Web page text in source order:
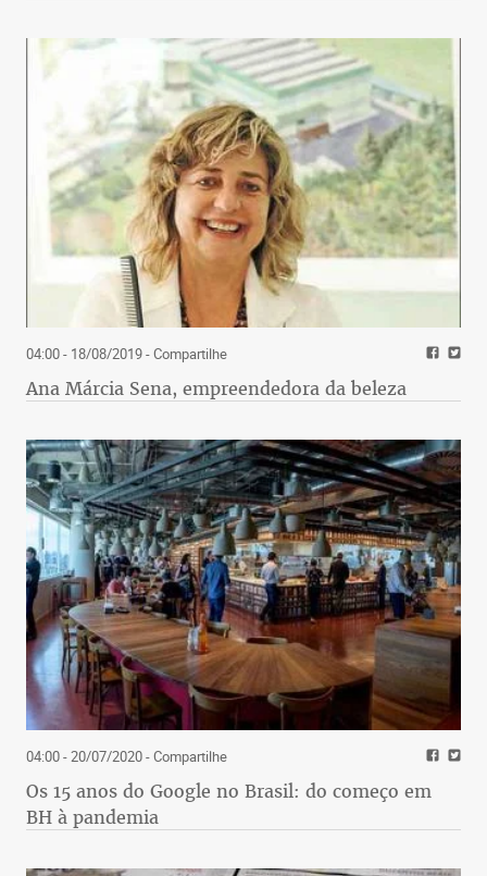
04:00 - 18/08/2019- Compartilhe
Ana Márcia Sena, empreendedora da beleza
04:00 - 20/07/2020- Compartilhe
Os 15 anos do Google no Brasil: do começo em
BH à pandemia